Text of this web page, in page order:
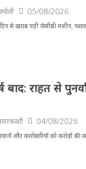
05/08/2026
से खराब पड़ी जेसीबी मशीन,
राहत से
04/08/2026
और कारोबारियों को करोड़ों